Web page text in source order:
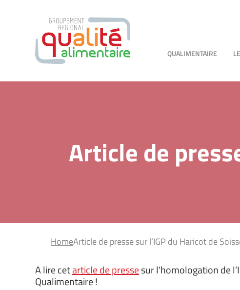
QUALIMENTAIRE
Article de
HomeArticle de presse sur l’IGP du Haricot de
A lire cetarticle de pressesur l’homologation de
Qualimentaire !